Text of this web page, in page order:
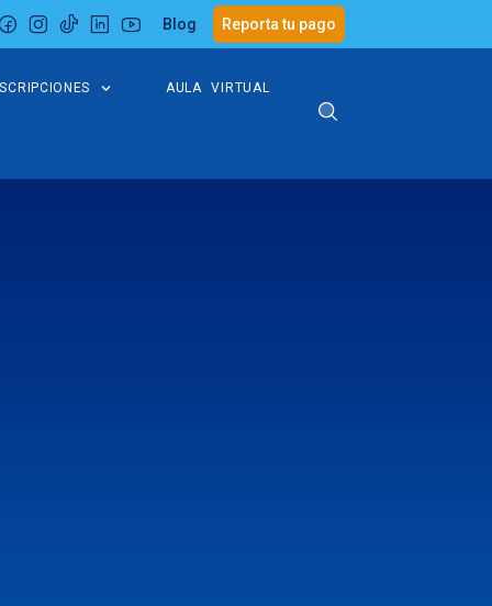
Blog Reporta tu pago
AULA VIRTUAL